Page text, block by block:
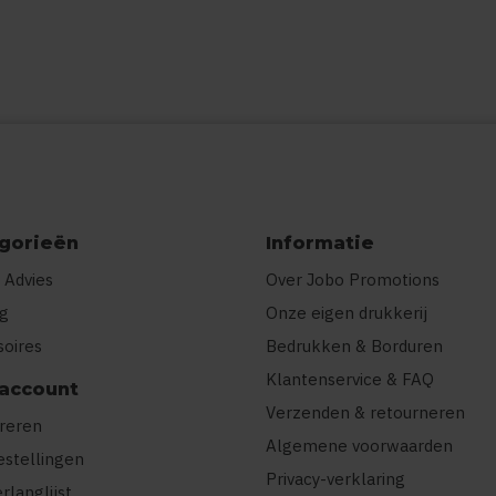
Informatie
Over Jobo Promotions
Onze eigen drukkerij
Bedrukken & Borduren
Klantenservice & FAQ
Verzenden & retourneren
Algemene voorwaarden
Privacy-verklaring